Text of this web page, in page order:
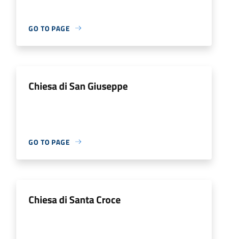
GO TO PAGE
Chiesa di San Giuseppe
GO TO PAGE
Chiesa di Santa Croce